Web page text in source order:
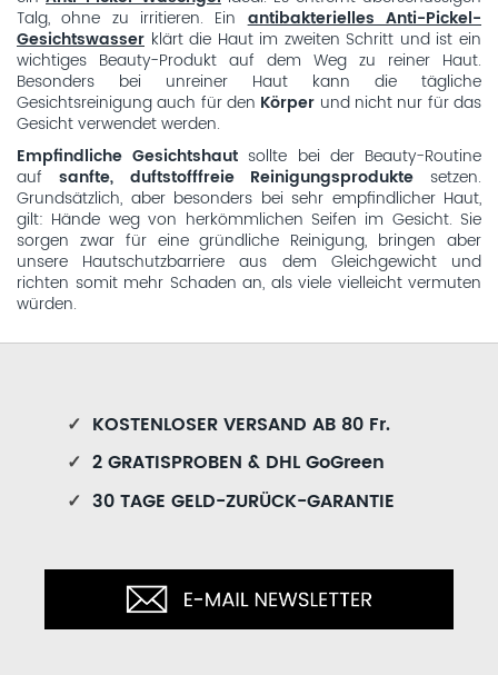
Talg, ohne zu irritieren. Einantibakterielles Anti-Pickel-
Gesichtswasser klärt die Haut im zweiten Schritt und ist ein
wichtiges Beauty-Produkt auf dem Weg zu reiner Haut.
Besonders bei unreiner Haut kann die tägliche
Gesichtsreinigung auch für den Körper und nicht nur für das
Gesicht verwendet werden.
Empfindliche Gesichtshaut sollte bei der Beauty-Routine
auf sanfte, duftstofffreie Reinigungsprodukte setzen.
Grundsätzlich, aber besonders bei sehr empfindlicher Haut,
gilt: Hände weg von herkömmlichen Seifen im Gesicht. Sie
sorgen zwar für eine gründliche Reinigung, bringen aber
unsere Hautschutzbarriere aus dem Gleichgewicht und
richten somit mehr Schaden an, als viele vielleicht vermuten
würden.
✓ KOSTENLOSER VERSAND AB 80 Fr.
✓ 2 GRATISPROBEN & DHL GoGreen
✓ 30 TAGE GELD-ZURÜCK-GARANTIE